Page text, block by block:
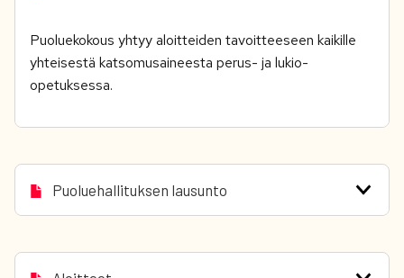
Puoluekokous yhtyy aloitteiden tavoitteeseen kaikille
yhteisestä katsomusaineesta perus- ja lukio-
opetuksessa.
Puoluehallituksen lausunto